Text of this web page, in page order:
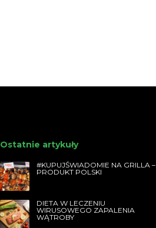
Ostatnie artykuły
#KUPUJŚWIADOMIE NA GRILLA –
PRODUKT POLSKI
DIETA W LECZENIU
WIRUSOWEGO ZAPALENIA
WĄTROBY